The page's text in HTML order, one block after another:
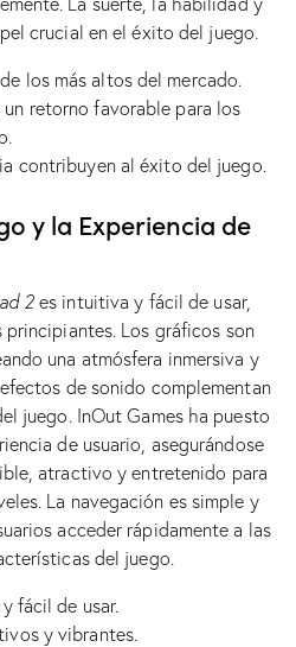
crucial en el éxito del juego.
los más altos del mercado.
retorno favorable para los
contribuyen al éxito del juego.
y la Experiencia de
2es intuitiva y fácil de usar,
Los gráficos son
una atmósfera inmersiva y
de sonido complementan
juego. InOut Games ha puesto
de usuario, asegurándose
atractivo y entretenido para
La navegación es simple y
acceder rápidamente a las
del juego.
fácil de usar.
y vibrantes.